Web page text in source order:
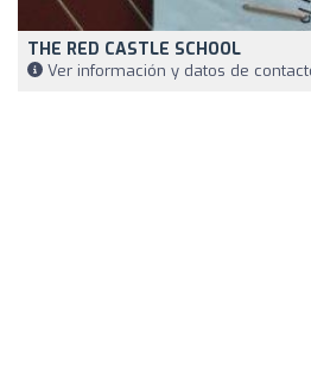
THE RED CASTLE SCHOOL
Ver información y datos de